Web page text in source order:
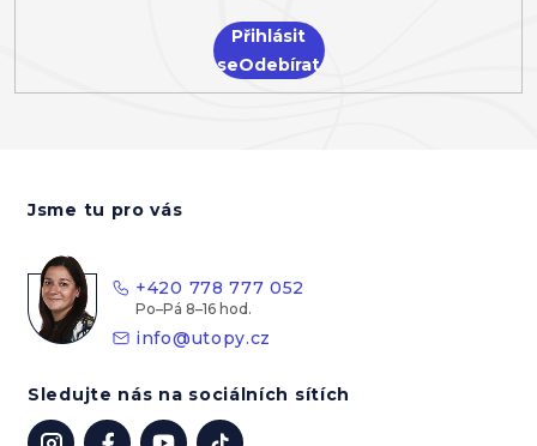
Přihlásit
se
Jsme tu pro vás
+420 778 777 052
info@utopy.cz
Sledujte nás na sociálních sítích